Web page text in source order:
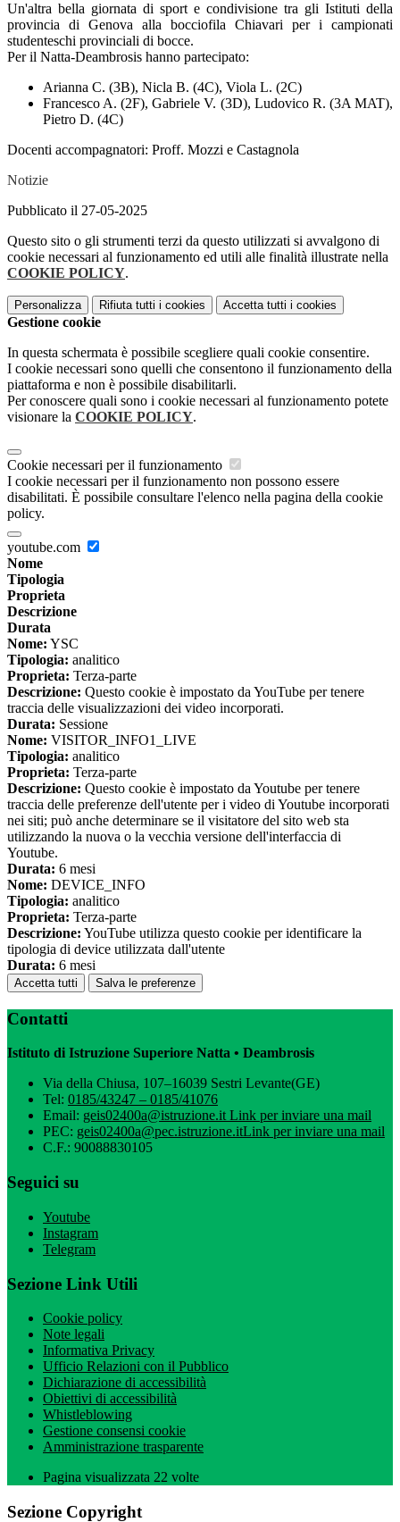
Un'altra bella giornata di sport e condivisione tra gli Istituti della
provincia di Genova alla bocciofila Chiavari per i campionati
studenteschi provinciali di bocce.
Per il Natta-Deambrosis hanno partecipato:
Arianna C. (3B), Nicla B. (4C), Viola L. (2C)
Francesco A. (2F), Gabriele V. (3D), Ludovico R. (3A MAT),
Pietro D. (4C)
Docenti accompagnatori: Proff. Mozzi e Castagnola
Notizie
Pubblicato il 27-05-2025
Questo sito o gli strumenti terzi da questo utilizzati si avvalgono di
cookie necessari al funzionamento ed utili alle finalità illustrate nella
COOKIE POLICY.
Personalizza Rifiuta tutti i cookies Accetta tutti i cookies
Gestione cookie
In questa schermata è possibile scegliere quali cookie consentire.
I cookie necessari sono quelli che consentono il funzionamento della
piattaforma e non è possibile disabilitarli.
Per conoscere quali sono i cookie necessari al funzionamento potete
visionare la COOKIE POLICY.
Cookie necessari per il funzionamento
I cookie necessari per il funzionamento non possono essere
disabilitati. È possibile consultare l'elenco nella pagina della cookie
policy.
youtube.com
Nome
Tipologia
Proprieta
Descrizione
Durata
Nome: YSC
Tipologia: analitico
Proprieta: Terza-parte
Descrizione: Questo cookie è impostato da YouTube per tenere
traccia delle visualizzazioni dei video incorporati.
Durata: Sessione
Nome: VISITOR_INFO1_LIVE
Tipologia: analitico
Proprieta: Terza-parte
Descrizione: Questo cookie è impostato da Youtube per tenere
traccia delle preferenze dell'utente per i video di Youtube incorporati
nei siti; può anche determinare se il visitatore del sito web sta
utilizzando la nuova o la vecchia versione dell'interfaccia di
Youtube.
Durata: 6 mesi
Nome: DEVICE_INFO
Tipologia: analitico
Proprieta: Terza-parte
Descrizione: YouTube utilizza questo cookie per identificare la
tipologia di device utilizzata dall'utente
Durata: 6 mesi
Accetta tutti Salva le preferenze
Contatti
Istituto di Istruzione Superiore Natta • Deambrosis
Via della Chiusa, 107–16039 Sestri Levante(GE)
Tel: 0185/43247 – 0185/41076
Email: geis02400a@istruzione.itLink per inviare una mail
PEC: geis02400a@pec.istruzione.itLink per inviare una mail
C.F.: 90088830105
Seguici su
Youtube
Instagram
Telegram
Sezione Link Utili
Cookie policy
Note legali
Informativa Privacy
Ufficio Relazioni con il Pubblico
Dichiarazione di accessibilità
Obiettivi di accessibilità
Whistleblowing
Gestione consensi cookie
Amministrazione trasparente
Pagina visualizzata 22 volte
Sezione Copyright